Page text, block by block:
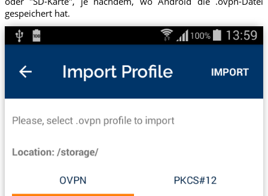
gespeichert hat.